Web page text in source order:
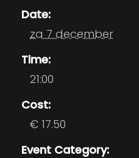
Date:
za 7 december
Time:
21:00
Cost:
€ 17.50
Event Category: